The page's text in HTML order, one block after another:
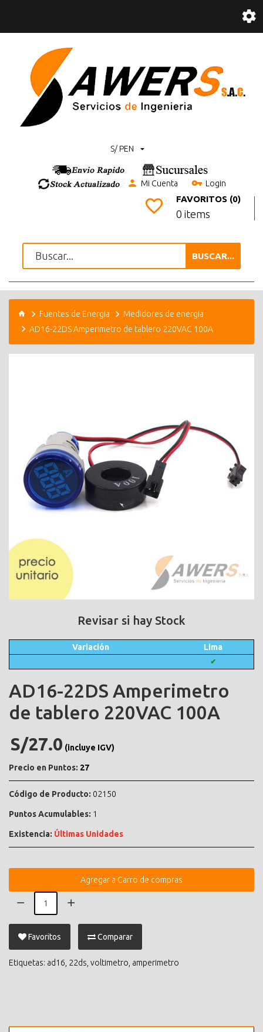
S/ PEN
Mi Cuenta Login
FAVORITOS (0)
0 items
BUSCAR...
Fuentes de Energia
Medidores de energia
AD16-22DS Amperimetro de tablero 220VAC 100A
Revisar si hay Stock
Variación Lima
✔
AD16-22DS Amperimetro
de tablero 220VAC 100A
S/27.0 (incluye IGV)
Precio en Puntos: 27
Código de Producto: 02150
Puntos Acumulables: 1
Existencia: Últimas Unidades
Agregar a Carro de compras
Favoritos Comparar
Etiquetas: ad16 22ds voltimetro amperimetro